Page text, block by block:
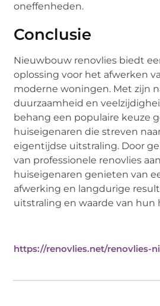
oneffenheden.
Conclusie
Nieuwbouw renovlies biedt
oplossing voor het afwerken
moderne woningen. Met zijn
duurzaamheid en
behang een populaire keuze
huiseigenaren die streven
eigentijdse uitstraling. Door
van professionele renovlies
huiseigenaren genieten van
afwerking en langdurige
uitstraling en waarde van hun
https://renovlies.net/renovlies-